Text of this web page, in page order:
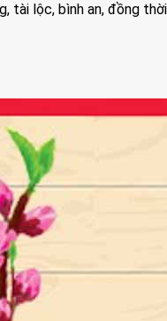
tài lộc, bình an, đồng